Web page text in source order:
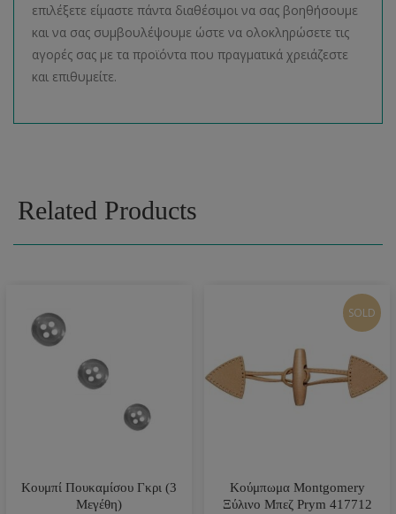
επιλέξετε είμαστε πάντα διαθέσιμοι να σας βοηθήσουμε
και να σας συμβουλέψουμε ώστε να ολοκληρώσετε τις
αγορές σας με τα προϊόντα που πραγματικά χρειάζεστε
και επιθυμείτε.
Related Products
Κουμπί Πουκαμίσου Γκρι (3
Μεγέθη)
SOLD
Κούμπωμα Montgomery
Ξύλινο Μπεζ Prym 417712